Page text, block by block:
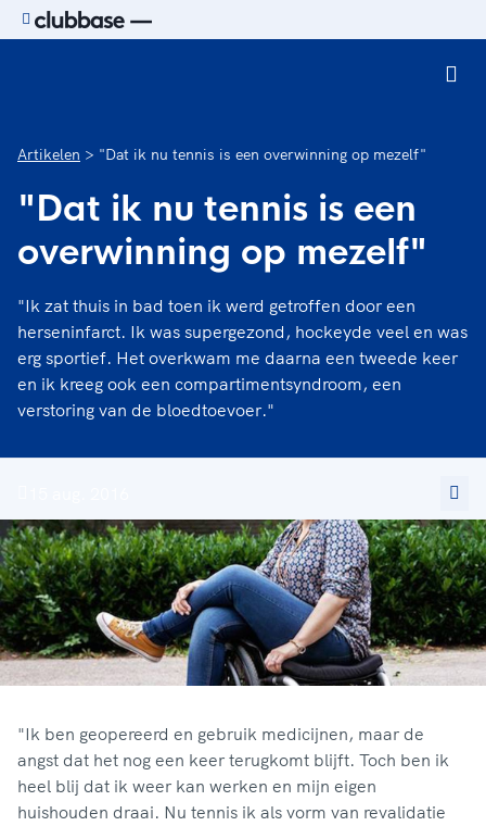
Artikelen "Dat ik nu tennis is een overwinning op mezelf"
"Dat ik nu tennis is een
overwinning op mezelf"
"Ik zat thuis in bad toen ik werd getroffen door een
herseninfarct. Ik was supergezond, hockeyde veel en was
erg sportief. Het overkwam me daarna een tweede keer
en ik kreeg ook een compartimentsyndroom, een
verstoring van de bloedtoevoer."
"Ik ben geopereerd en gebruik medicijnen, maar de
angst dat het nog een keer terugkomt blijft. Toch ben ik
heel blij dat ik weer kan werken en mijn eigen
huishouden draai. Nu tennis ik als vorm van revalidatie